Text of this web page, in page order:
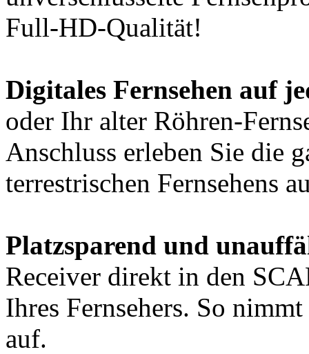
Full-HD-Qualität!
Digitales Fernsehen auf
oder Ihr alter Röhren-
Anschluss erleben Sie die
terrestrischen Fernsehens
Platzsparend und
Receiver direkt in den
Ihres Fernsehers. So
auf.